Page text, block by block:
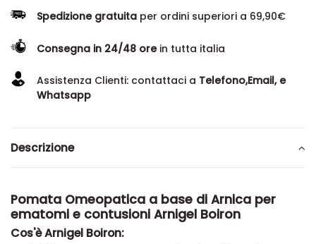
Spedizione gratuita per ordini superiori a 69,90€
Consegna in 24/48 orein tutta italia
Assistenza Clienti: contattaci a Telefono,Email, e
Whatsapp
Descrizione
Pomata Omeopatica a base di Arnica per
ematomi e contusioni Arnigel Boiron
Cos'è Arnigel Boiron: